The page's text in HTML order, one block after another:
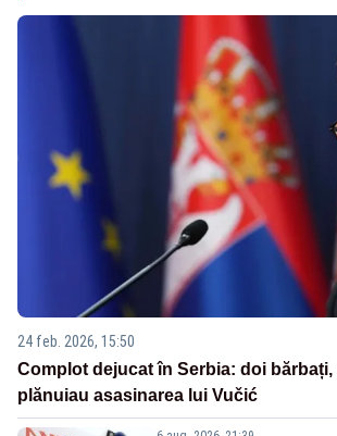
24 feb. 2026, 15:50
Complot dejucat în Serbia: doi
plănuiau asasinarea lui Vučić